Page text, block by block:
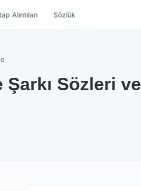
Alıntıları Sözlük
Şarkı Sözleri ve